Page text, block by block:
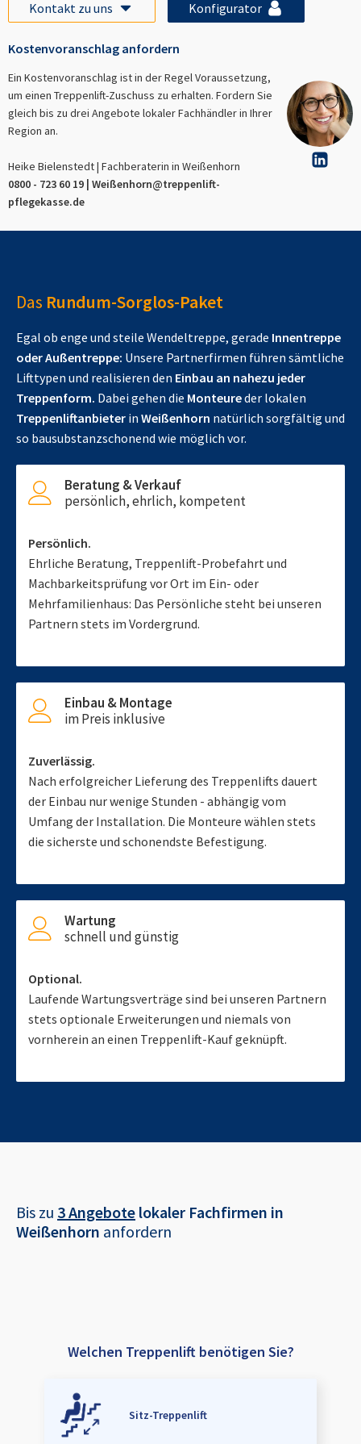
Kontakt zu uns Konfigurator
Kostenvoranschlag anfordern
Ein Kostenvoranschlag ist in der Regel Voraussetzung,
um einen Treppenlift-Zuschuss zu erhalten. Fordern Sie
gleich bis zu drei Angebote lokaler Fachhändler in Ihrer
Region an.
Heike Bielenstedt | Fachberaterin in Weißenhorn
0800 - 723 60 19 | Weißenhorn@treppenlift-
pflegekasse.de
Das Rundum-Sorglos-Paket
Egal ob enge und steile Wendeltreppe, gerade Innentreppe
oder Außentreppe: Unsere Partnerfirmen führen sämtliche
Lifttypen und realisieren den Einbau an nahezu jeder
Treppenform. Dabei gehen die Monteureder lokalen
Treppenliftanbieter in Weißenhorn natürlich sorgfältig und
so bausubstanzschonend wie möglich vor.
Beratung & Verkauf
persönlich, ehrlich, kompetent
Persönlich.
Ehrliche Beratung, Treppenlift-Probefahrt und
Machbarkeitsprüfung vor Ort im Ein- oder
Mehrfamilienhaus: Das Persönliche steht bei unseren
Partnern stets im Vordergrund.
Einbau & Montage
im Preis inklusive
Zuverlässig.
Nach erfolgreicher Lieferung des Treppenlifts dauert
der Einbau nur wenige Stunden - abhängig vom
Umfang der Installation. Die Monteure wählen stets
die sicherste und schonendste Befestigung.
Wartung
schnell und günstig
Optional.
Laufende Wartungsverträge sind bei unseren Partnern
stets optionale Erweiterungen und niemals von
vornherein an einen Treppenlift-Kauf geknüpft.
Bis zu 3 Angebote lokaler Fachfirmen in
Weißenhorn anfordern
Welchen Treppenlift benötigen Sie?
Sitz-Treppenlift